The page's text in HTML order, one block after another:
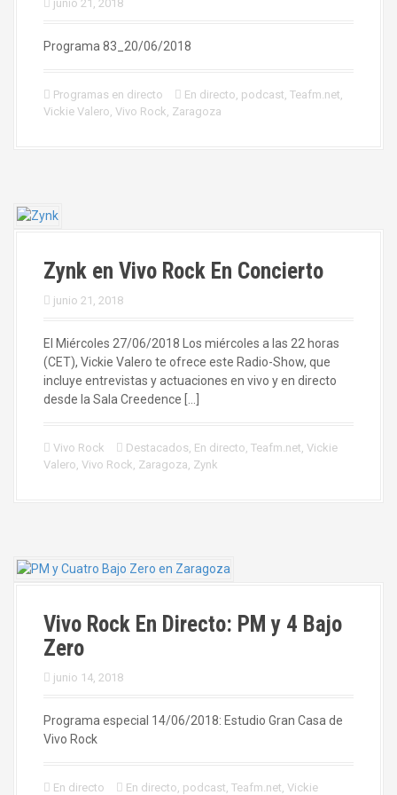
junio 21, 2018
Programa 83_20/06/2018
Programas en directo En directo, podcast, Teafm.net,
Vickie Valero, Vivo Rock, Zaragoza
Zynk en Vivo Rock En Concierto
junio 21, 2018
El Miércoles 27/06/2018 Los miércoles a las 22 horas
(CET), Vickie Valero te ofrece este Radio-Show, que
incluye entrevistas y actuaciones en vivo y en directo
desde la Sala Creedence […]
Vivo Rock Destacados, En directo, Teafm.net, Vickie
Valero, Vivo Rock, Zaragoza, Zynk
Vivo Rock En Directo: PM y 4 Bajo
Zero
junio 14, 2018
Programa especial 14/06/2018: Estudio Gran Casa de
Vivo Rock
En directo En directo, podcast, Teafm.net, Vickie